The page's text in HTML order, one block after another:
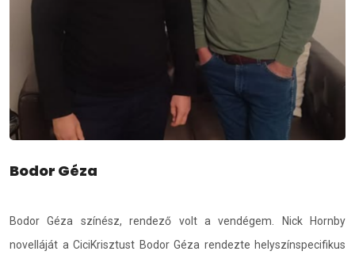
Bodor Géza
Bodor Géza színész, rendező volt a vendégem. Nick Hornby
novelláját a CiciKrisztust Bodor Géza rendezte helyszínspecifikus